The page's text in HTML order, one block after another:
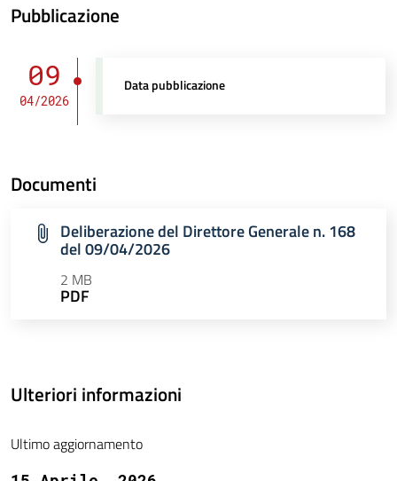
Pubblicazione
09
04/2026
Data pubblicazione
Documenti
Deliberazione del Direttore Generale n. 168
del 09/04/2026
2 MB
PDF
Ulteriori informazioni
Ultimo aggiornamento